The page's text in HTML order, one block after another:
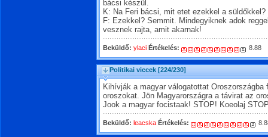
bácsi készül.
K: Na Feri bácsi, mit etet ezekkel a süldőkkel?
F: Ezekkel? Semmit. Mindegyiknek adok
vesznek rajta, amit akarnak!
Beküldő: ylaci Értékelés: 8.88
Politikai viccek [224/230]
Kihívják a magyar válogatottat
oroszokat. Jön Magyarországra a távirat az
Jook a magyar focistaak! STOP! Koeolaj
Beküldő: leacska Értékelés: